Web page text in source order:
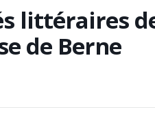
littéraires
de Berne